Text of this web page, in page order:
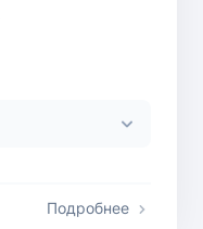
Подробнее